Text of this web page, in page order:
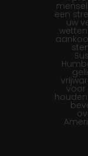
een
uw
voor